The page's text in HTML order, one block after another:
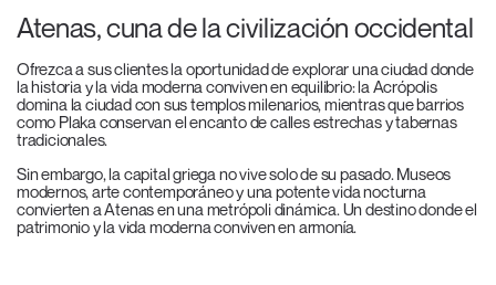
Atenas, cuna de la civilización occidental
Ofrezca a sus clientes la oportunidad de explorar una ciudad donde
la historia y la vida moderna conviven en equilibrio: la Acrópolis
domina la ciudad con sus templos milenarios, mientras que barrios
como Plaka conservan el encanto de calles estrechas y tabernas
tradicionales.
Sin embargo, la capital griega no vive solo de su pasado. Museos
modernos, arte contemporáneo y una potente vida nocturna
convierten a Atenas en una metrópoli dinámica. Un destino donde el
patrimonio y la vida moderna conviven en armonía.